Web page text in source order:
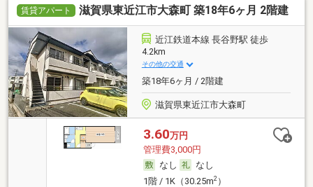
賃貸アパート 滋賀県東近江市大森町 築18年6ヶ月 2階建
近江鉄道本線 長谷野駅 徒歩
4.2km
その他の交通
築18年6ヶ月 / 2階建
滋賀県東近江市大森町
3.60万円
管理費3,000円
なし
なし
1階 / 1K（30.25m2）